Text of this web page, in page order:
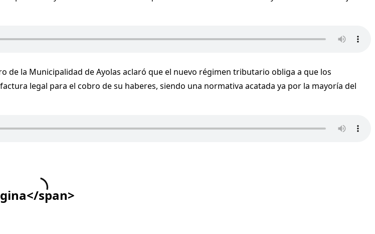
la Municipalidad de Ayolas aclaró que el nuevo régimen tributario obliga a que los
legal para el cobro de su haberes, siendo una normativa acatada ya por la mayoría del
span>